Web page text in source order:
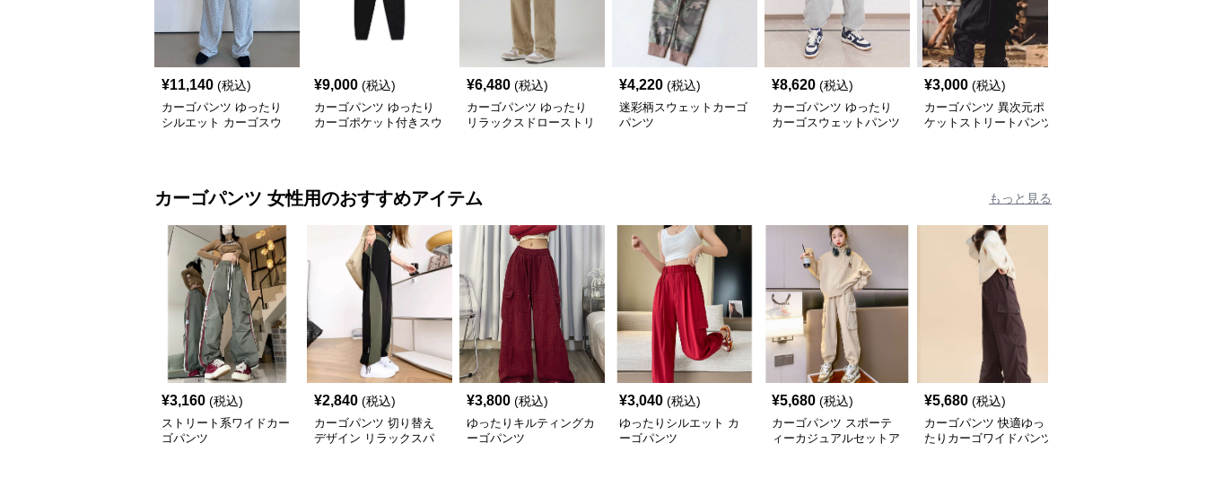
¥11,140 (税込)
カーゴパンツ ゆったり
シルエット カーゴスウ
¥9,000 (税込)
カーゴパンツ ゆったり
カーゴポケット付きスウ
¥6,480 (税込)
カーゴパンツ ゆったり
リラックスドローストリ
¥4,220 (税込)
迷彩柄スウェットカーゴ
パンツ
¥8,620 (税込)
カーゴパンツ ゆったり
カーゴスウェットパンツ
¥3,000 (税込)
カーゴパンツ 異次元ポ
ケットストリートパンツ
カーゴパンツ 女性用のおすすめアイテム もっと見る
¥3,160 (税込)
ストリート系ワイドカー
ゴパンツ
¥2,840 (税込)
カーゴパンツ 切り替え
デザイン リラックスパ
¥3,800 (税込)
ゆったりキルティングカ
ーゴパンツ
¥3,040 (税込)
ゆったりシルエット カ
ーゴパンツ
¥5,680 (税込)
カーゴパンツ スポーテ
ィーカジュアルセットア
¥5,680 (税込)
カーゴパンツ 快適ゆっ
たりカーゴワイドパンツ